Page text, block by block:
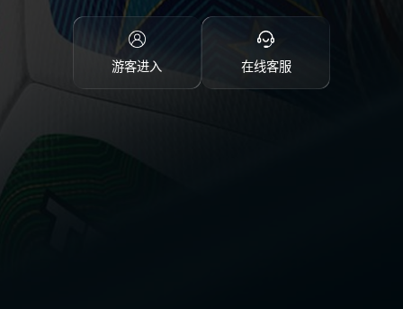
游客进入 在线客服